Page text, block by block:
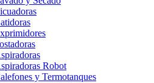
Robot
y Termotanques